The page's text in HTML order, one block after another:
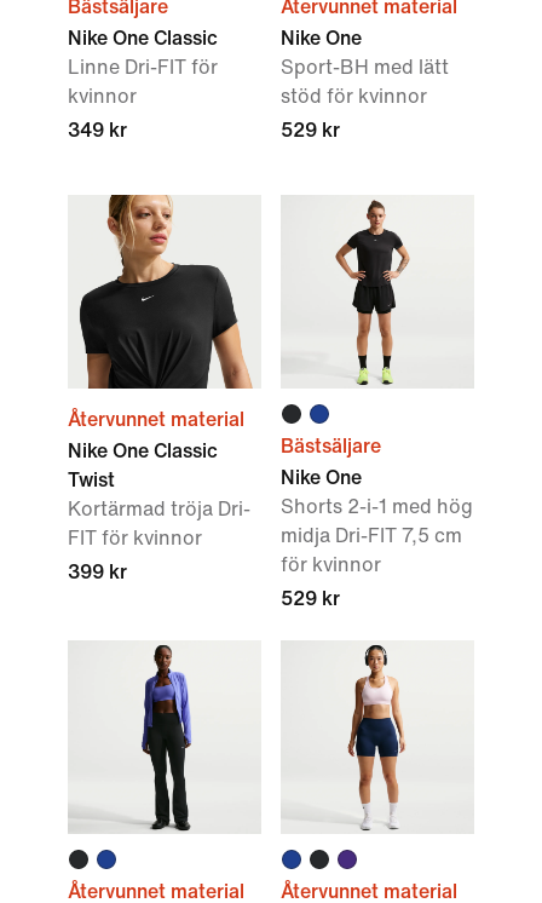
Bästsäljare
Nike One Classic
Linne Dri-FIT för
kvinnor
349 kr
Återvunnet material
Nike One
Sport-BH med lätt
stöd för kvinnor
529 kr
Återvunnet material
Nike One Classic
Twist
Kortärmad tröja Dri-
FIT för kvinnor
399 kr
Bästsäljare
Nike One
Shorts 2-i-1 med hög
midja Dri-FIT 7,5 cm
för kvinnor
529 kr
Återvunnet material
Återvunnet material